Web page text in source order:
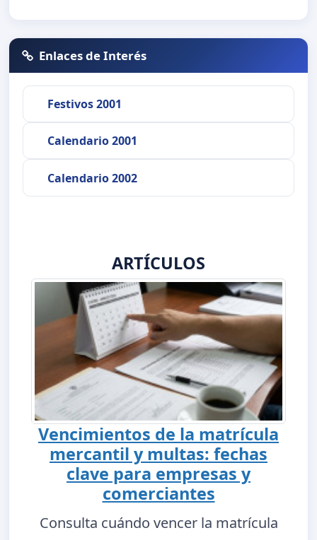
Enlaces de Interés
Festivos 2001
Calendario 2001
Calendario 2002
ARTÍCULOS
Vencimientos de la matrícula
mercantil y multas: fechas
clave para empresas y
comerciantes
Consulta cuándo vencer la matrícula